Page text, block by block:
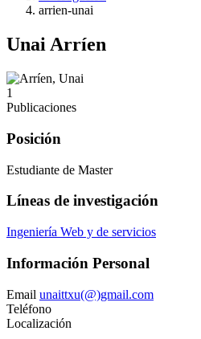
arrien-unai
Unai Arríen
1
Publicaciones
Posición
Estudiante de Master
Líneas de investigación
Ingeniería Web y de servicios
Información Personal
Email unaittxu(@)gmail.com
Teléfono
Localización